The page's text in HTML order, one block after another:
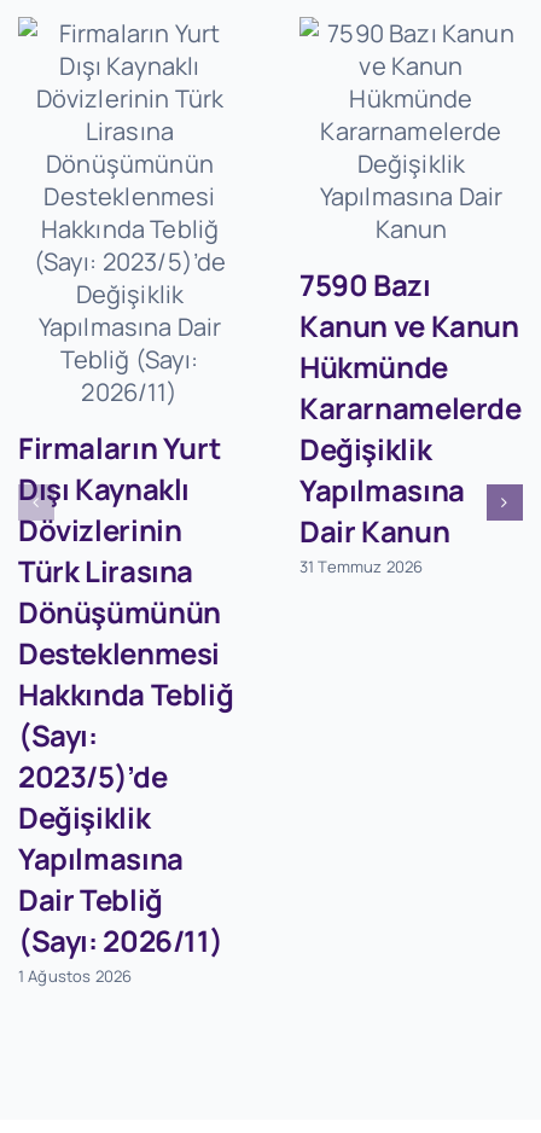
Firmaların Yurt
Dışı Kaynaklı
Dövizlerinin
Türk Lirasına
Dönüşümünün
Desteklenmesi
Hakkında Tebliğ
(Sayı:
2023/5)’de
Değişiklik
Yapılmasına
Dair Tebliğ
(Sayı: 2026/11)
1 Ağustos 2026
7590 Bazı
Kanun ve Kanun
Hükmünde
Kararnamelerde
Değişiklik
Yapılmasına
Dair Kanun
31 Temmuz 2026